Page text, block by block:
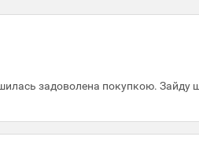
задоволена покупкою. Зайду